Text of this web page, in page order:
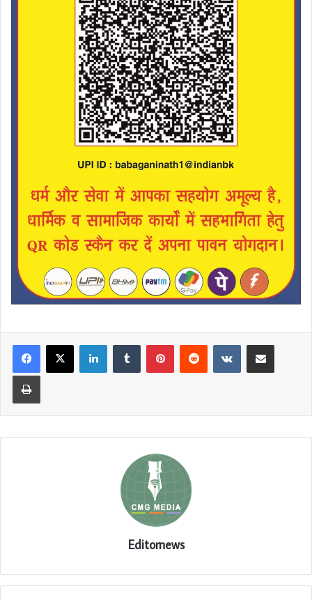
LinkedInTumblr PinterestReddit VKontakteShare via Email
Print
Editornews